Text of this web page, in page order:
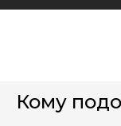
Кому